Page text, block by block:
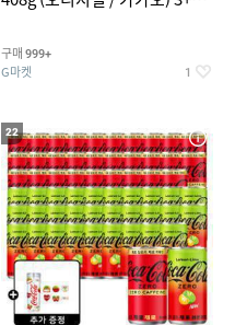
구매 999+
G마켓 1
22